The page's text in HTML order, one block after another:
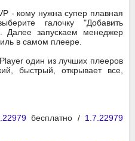
- кому нужна супер плавная
галочку "Добавить
Далее запускаем менеджер
в самом плеере.
один из лучших плееров
быстрый, открывает все,
бесплатно / 1.7.22979